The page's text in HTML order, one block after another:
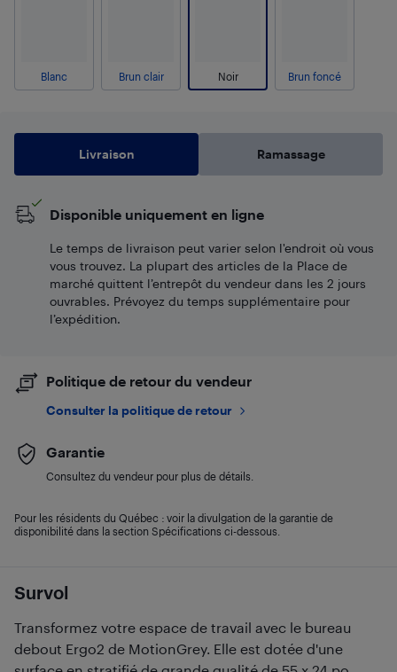
Survol
Transformez votre espace de travail avec le bureau
debout Ergo2 de MotionGrey. Elle est dotée d'une
Blanc Brun clair Noir Brun foncé
Livraison Ramassage
Disponible uniquement en ligne
Le temps de livraison peut varier selon l'endroit où vous
vous trouvez. La plupart des articles de la Place de
marché quittent l’entrepôt du vendeur dans les 2 jours
ouvrables. Prévoyez du temps supplémentaire pour
l’expédition.
Politique de retour du vendeur
Consulter la politique de retour
Garantie
Consultez du vendeur pour plus de détails.
Pour les résidents du Québec : voir la divulgation de la garantie de
disponibilité dans la section Spécifications ci-dessous.